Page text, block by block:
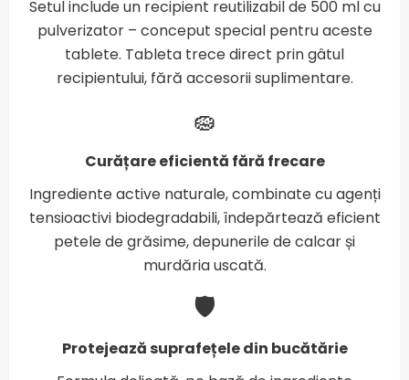
Setul include un recipient reutilizabil de 500 ml cu
pulverizator – conceput special pentru aceste
tablete. Tableta trece direct prin gâtul
recipientului, fără accesorii suplimentare.
🧽
Curățare eficientă fără frecare
Ingrediente active naturale, combinate cu agenți
tensioactivi biodegradabili, îndepărtează eficient
petele de grăsime, depunerile de calcar și
murdăria uscată.
🛡️
Protejează suprafețele din bucătărie